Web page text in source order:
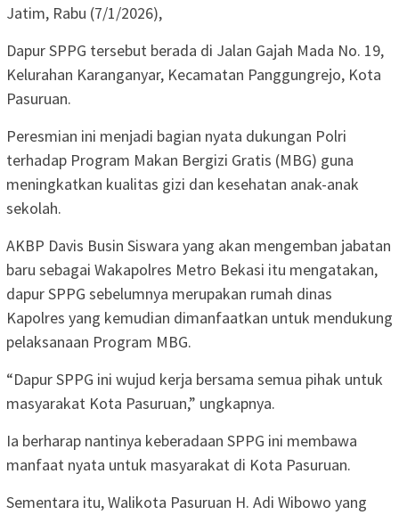
Jatim, Rabu (7/1/2026),
Dapur SPPG tersebut berada di Jalan Gajah Mada No. 19,
Kelurahan Karanganyar, Kecamatan Panggungrejo, Kota
Pasuruan.
Peresmian ini menjadi bagian nyata dukungan Polri
terhadap Program Makan Bergizi Gratis (MBG) guna
meningkatkan kualitas gizi dan kesehatan anak-anak
sekolah.
AKBP Davis Busin Siswara yang akan mengemban jabatan
baru sebagai Wakapolres Metro Bekasi itu mengatakan,
dapur SPPG sebelumnya merupakan rumah dinas
Kapolres yang kemudian dimanfaatkan untuk mendukung
pelaksanaan Program MBG.
“Dapur SPPG ini wujud kerja bersama semua pihak untuk
masyarakat Kota Pasuruan,” ungkapnya.
Ia berharap nantinya keberadaan SPPG ini membawa
manfaat nyata untuk masyarakat di Kota Pasuruan.
Sementara itu, Walikota Pasuruan H. Adi Wibowo yang